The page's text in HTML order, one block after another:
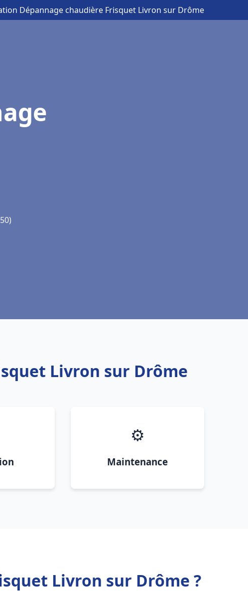
Dépannage chaudière Frisquet Livron sur Drôme
Livron sur Drôme
⚙️
Maintenance
Livron sur Drôme ?